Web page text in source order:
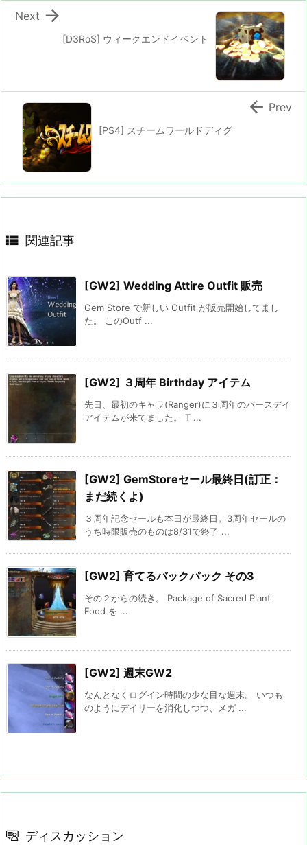
[D3RoS] ウィークエンドイベント

Next
[PS4] スチームワールドディグ
 Prev
 関連記事
[GW2] Wedding Attire Outfit 販売
Gem Store で新しい Outfit が販売開始してまし
た。 このOutf ...
[GW2] ３周年 Birthday アイテム
先日、最初のキャラ(Ranger)に３周年のバースデイ
アイテムが来てました。 T ...
[GW2] GemStoreセール最終日(訂正：
まだ続くよ)
３周年記念セールも本日が最終日。3周年セールの
うち時限販売のものは8/31で終了 ...
[GW2] 育てるバックパック その3
その２からの続き。 Package of Sacred Plant
Food を ...
[GW2] 週末GW2
なんとなくログイン時間の少な目な週末。 いつも
のようにデイリーを消化しつつ、メガ ...
ディスカッション